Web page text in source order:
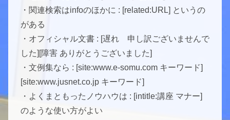
・関連検索はinfoのほかに : [related:URL] というの
がある
・オフィシャル文書 : [遅れ 申し訳ございませんで
した][障害 ありがとうございました]
・文例集なら : [site:www.e-somu.com キーワード]
[site:www.jusnet.co.jp キーワード]
・よくまともったノウハウは : [intitle:講座 マナー]
のような使い方がよい